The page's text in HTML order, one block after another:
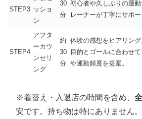
STEP3 ッショ
ン
30
分
初心者や久しぶりの運動
レーナーが丁寧にサポー
STEP4
アフタ
ーカウ
ンセリ
ング
約
30
分
体験の感想をヒアリング
目的とゴールに合わせ
や運動頻度を提案。
※着替え・入退店の時間を含め、
安です。持ち物は特にありません。